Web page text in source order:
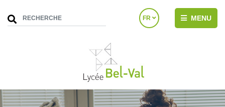
FR MENU